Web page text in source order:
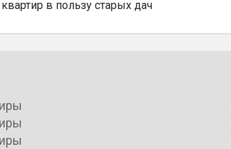
в пользу старых дач